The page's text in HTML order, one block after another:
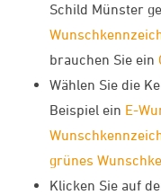
Schild Münster
brauchen Sie ein
Wählen Sie die
Beispiel ein E-
grünes
Klicken Sie auf